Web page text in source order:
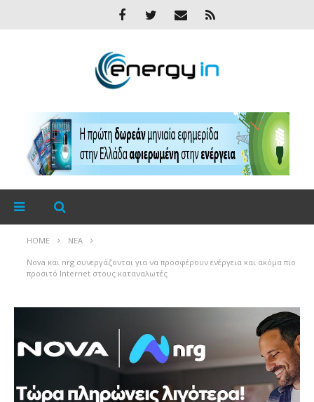
HOME ΝΈΑ
Nova και nrg συνεργάζονται για να προσφέρουν ενέργεια και ακόμα πιο
προσιτό Internet στους καταναλωτές